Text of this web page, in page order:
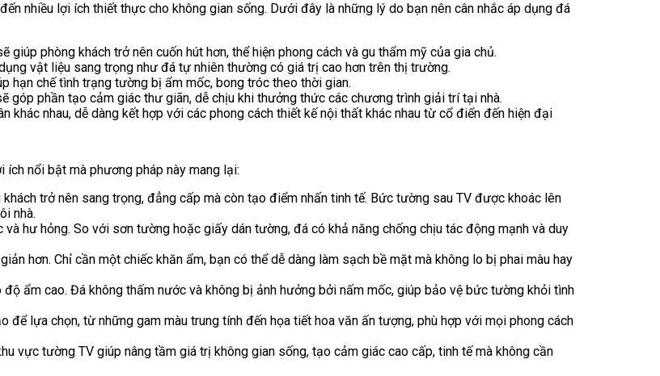
nhiều lợi ích thiết thực cho không gian sống. Dưới đây là những lý do bạn nên cân nhắc áp dụng đá
giúp phòng khách trở nên cuốn hút hơn, thể hiện phong cách và gu thẩm mỹ của gia chủ.
vật liệu sang trọng như đá tự nhiên thường có giá trị cao hơn trên thị trường.
hạn chế tình trạng tường bị ẩm mốc, bong tróc theo thời gian.
góp phần tạo cảm giác thư giãn, dễ chịu khi thưởng thức các chương trình giải trí tại nhà.
khác nhau, dễ dàng kết hợp với các phong cách thiết kế nội thất khác nhau từ cổ điển đến hiện đại
nổi bật mà phương pháp này mang lại:
trở nên sang trọng, đẳng cấp mà còn tạo điểm nhấn tinh tế. Bức tường sau TV được khoác lên
nhà.
hư hỏng. So với sơn tường hoặc giấy dán tường, đá có khả năng chống chịu tác động mạnh và duy
hơn. Chỉ cần một chiếc khăn ẩm, bạn có thể dễ dàng làm sạch bề mặt mà không lo bị phai màu hay
ẩm cao. Đá không thấm nước và không bị ảnh hưởng bởi nấm mốc, giúp bảo vệ bức tường khỏi tình
để lựa chọn, từ những gam màu trung tính đến họa tiết hoa văn ấn tượng, phù hợp với mọi phong cách
vực tường TV giúp nâng tầm giá trị không gian sống, tạo cảm giác cao cấp, tinh tế mà không cần
trí